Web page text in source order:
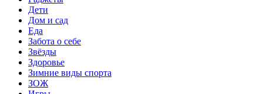
Дети
Дом и сад
Еда
Забота о себе
Звёзды
Здоровье
Зимние виды спорта
ЗОЖ